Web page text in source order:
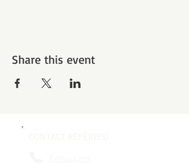
Share this event